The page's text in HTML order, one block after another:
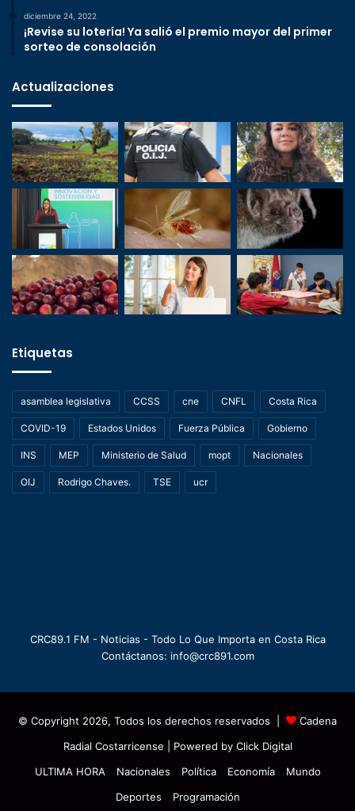
diciembre 24, 2022
¡Revise su lotería! Ya salió el premio mayor del primer
sorteo de consolación
Actualizaciones
Etiquetas
asamblea legislativa CCSS cne CNFL Costa Rica
COVID-19 Estados Unidos Fuerza Pública Gobierno
INS MEP Ministerio de Salud mopt Nacionales
OIJ Rodrigo Chaves. TSE ucr
CRC89.1 FM - Noticias - Todo Lo Que Importa en Costa Rica
Contáctanos: info@crc891.com
© Copyright 2026, Todos los derechos reservados |
Cadena
Radial Costarricense | Powered by Click Digital
ULTIMA HORA
Nacionales Política Economía
Mundo
Deportes
Programación